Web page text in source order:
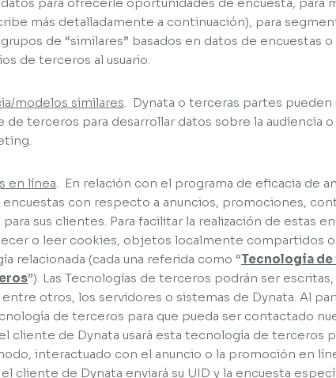
más detalladamente a continuación), para
de “similares” basados en datos de encuestas
de terceros al usuario.
modelos similares. Dynata o terceras partes
de terceros para desarrollar datos sobre la audiencia
en línea. En relación con el programa de eficacia de
con respecto a anuncios, promociones,
sus clientes. Para facilitar la realización de estas
o leer cookies, objetos localmente compartidos o
relacionada (cada una referida como “Tecnología
”). Las Tecnologías de terceros podrán ser
otros, los servidores o sistemas de Dynata. Al
de terceros para que pueda ser contactado
cliente de Dynata usará esta tecnología de terceros
interactuado con el anuncio o la promoción en
cliente de Dynata enviará su UID y la encuesta